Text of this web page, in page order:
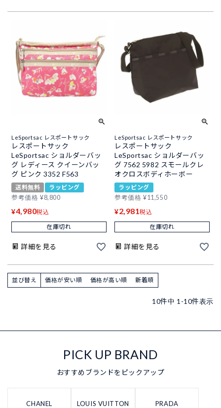
LeSportsac レスポートサック
レスポートサック
LeSportsac ショルダーバッ
グ レディース クイーンバッ
グ ピンク 3352 F563
送料無料
ラッピング
参考価格 ¥8,800
¥4,980税込
在庫切れ
詳細を見る
LeSportsac レスポートサック
レスポートサック
LeSportsac ショルダーバッ
グ 7562 5982 スモールクレ
オクロスボディホーボー
ラッピング
参考価格 ¥11,550
¥2,981税込
在庫切れ
詳細を見る
並び替え 価格が安い順 価格が高い順 新着順
10件中 1 -10件表示
PICK UP BRAND
おすすめブランドをピックアップ
CHANEL LOUIS VUITTON PRADA